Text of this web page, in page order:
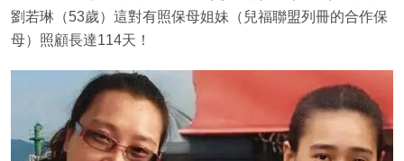
劉若琳（53歲）這對有照保母姐妹（兒福聯盟列冊的合作保
母）照顧長達114天！